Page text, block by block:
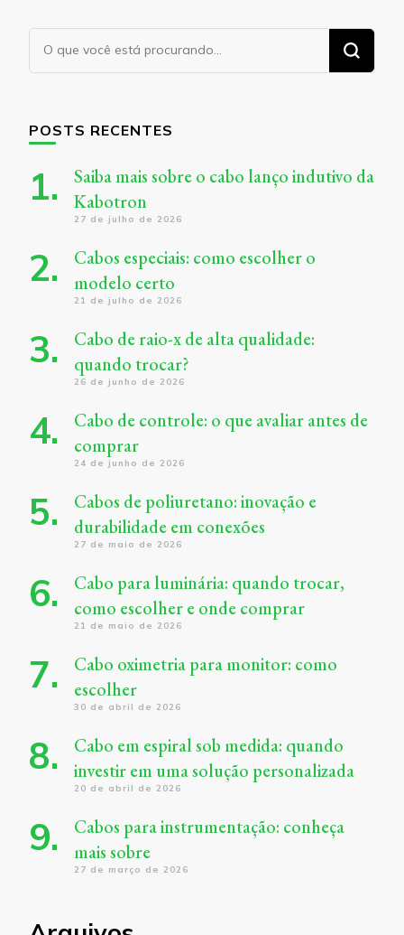
Procurando
algo?
POSTS RECENTES
Saiba mais sobre o cabo lanço indutivo da
Kabotron
27 de julho de 2026
Cabos especiais: como escolher o
modelo certo
21 de julho de 2026
Cabo de raio-x de alta qualidade:
quando trocar?
26 de junho de 2026
Cabo de controle: o que avaliar antes de
comprar
24 de junho de 2026
Cabos de poliuretano: inovação e
durabilidade em conexões
27 de maio de 2026
Cabo para luminária: quando trocar,
como escolher e onde comprar
21 de maio de 2026
Cabo oximetria para monitor: como
escolher
30 de abril de 2026
Cabo em espiral sob medida: quando
investir em uma solução personalizada
20 de abril de 2026
Cabos para instrumentação: conheça
mais sobre
27 de março de 2026